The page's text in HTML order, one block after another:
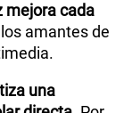
mejora cada
amantes de
una